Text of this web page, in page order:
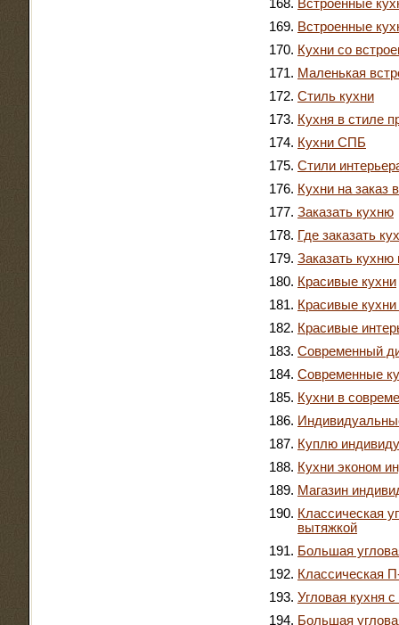
Встроенные
Встроенные
Кухни со
Маленькая
Стиль кухни
Кухня в стиле
Кухни СПБ
Стили
Кухни на заказ
Заказать кухню
Где заказать
Заказать кухню
Красивые кухни
Красивые
Красивые
Современный
Современные
Кухни в
Куплю
Кухни эконом
Магазин
Классическая
вытяжкой
Большая
Классическая
Угловая кухня
Большая